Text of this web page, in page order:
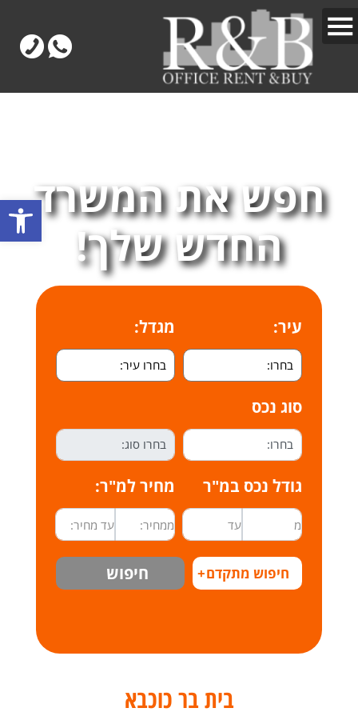
חפש את המשרד
החדש שלך!
עיר: מגדל:
סוג נכס
גודל נכס במ"ר מחיר למ"ר:
חיפוש מתקדם+ חיפוש
בית בר כוכבא